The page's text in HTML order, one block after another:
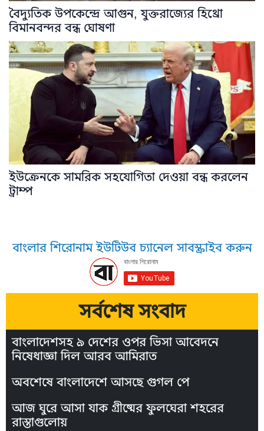
বৈদ্যুতিক উপকেন্দ্রে আগুন, যুক্তরাজ্যের হিথ্রো
বিমানবন্দর বন্ধ ঘোষণা
ইউক্রেনকে সামরিক সহযোগিতা দেওয়া বন্ধ করলেন
ট্রাম্প
বাংলার শিরোনাম ইউটিউব চ্যানেল সাবস্ক্রাইব করুন
সর্বশেষ সংবাদ
বাংলাদেশসহ ৯ দেশের ওপর ভিসা আবেদনে
নিষেধাজ্ঞা দিল আরব আমিরাত
অবশেষে বাংলাদেশে আসছে গুগল পে
আজ ঘুরে আসা যাক গ্রীষ্মের ফুলঘেরা শহরের
রাস্তাগুলোয়